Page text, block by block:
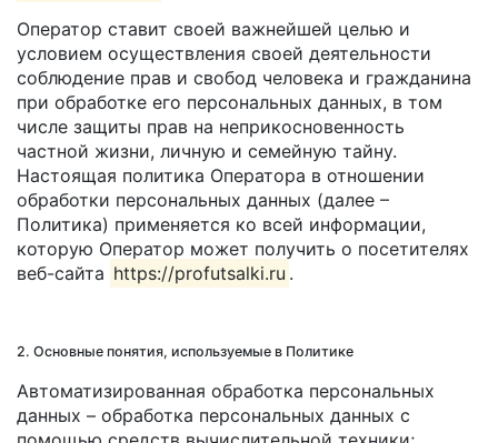
Оператор ставит своей важнейшей целью и
условием осуществления своей деятельности
соблюдение прав и свобод человека и гражданина
при обработке его персональных данных, в том
числе защиты прав на неприкосновенность
частной жизни, личную и семейную тайну.
Настоящая политика Оператора в отношении
обработки персональных данных (далее –
Политика) применяется ко всей информации,
которую Оператор может получить о посетителях
веб-сайта https://profutsalki.ru .
2. Основные понятия, используемые в Политике
Автоматизированная обработка персональных
данных – обработка персональных данных с